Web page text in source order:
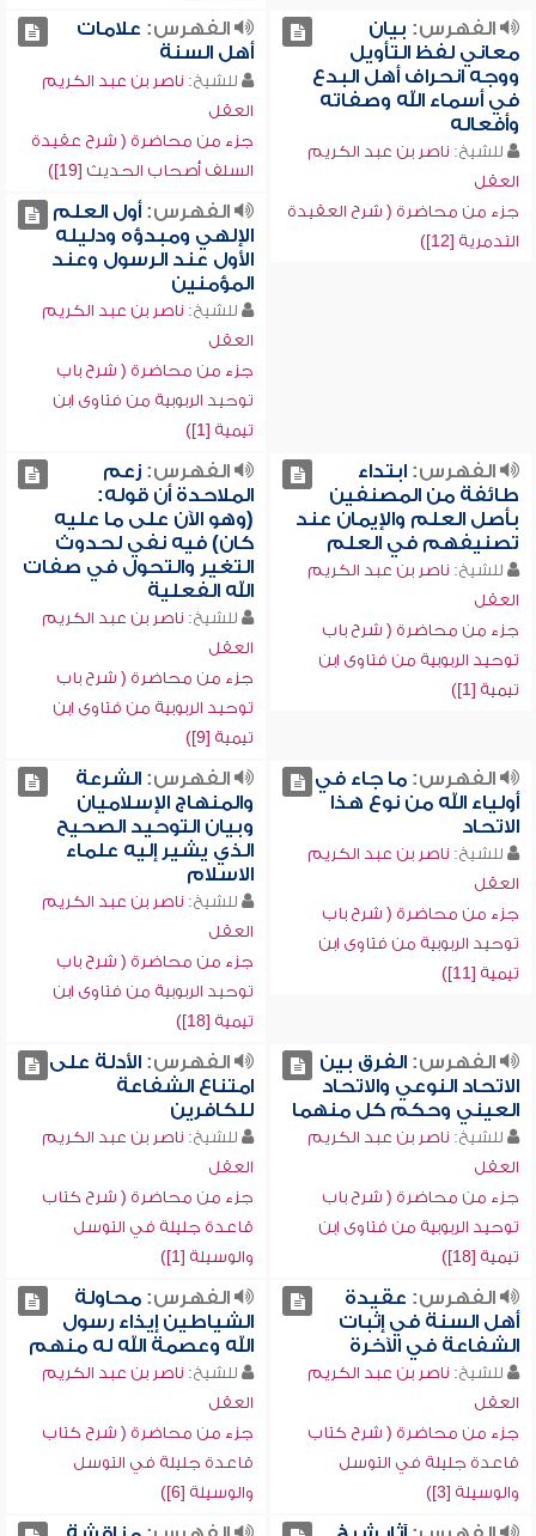
الفهرس: بيان
معاني لفظ التأويل
ووجه انحراف أهل البدع
في أسماء الله وصفاته
وأفعاله
للشيخ: ناصر بن عبد الكريم
العقل
جزء من محاضرة ( شرح العقيدة
التدمرية [12])
الفهرس: علامات
أهل السنة
للشيخ: ناصر بن عبد الكريم
العقل
جزء من محاضرة ( شرح عقيدة
السلف أصحاب الحديث [19])
الفهرس:أول العلم
الإلهي ومبدؤه ودليله
الأول عند الرسول وعند
المؤمنين
للشيخ: ناصر بن عبد الكريم
العقل
جزء من محاضرة ( شرح باب
توحيد الربوبية من فتاوى ابن
تيمية [1])
الفهرس:ابتداء
طائفة من المصنفين
بأصل العلم والإيمان عند
تصنيفهم في العلم
للشيخ: ناصر بن عبد الكريم
العقل
جزء من محاضرة ( شرح باب
توحيد الربوبية من فتاوى ابن
تيمية [1])
الفهرس:زعم
الملاحدة أن قوله:
(وهو الآن على ما عليه
كان) فيه نفي لحدوث
التغير والتحول في صفات
الله الفعلية
للشيخ: ناصر بن عبد الكريم
العقل
جزء من محاضرة ( شرح باب
توحيد الربوبية من فتاوى ابن
تيمية [9])
الفهرس:ما جاء في
أولياء الله من نوع هذا
الاتحاد
للشيخ: ناصر بن عبد الكريم
العقل
جزء من محاضرة ( شرح باب
توحيد الربوبية من فتاوى ابن
تيمية [11])
الفهرس:الشرعة
والمنهاج الإسلاميان
وبيان التوحيد الصحيح
الذي يشير إليه علماء
الاسلام
للشيخ: ناصر بن عبد الكريم
العقل
جزء من محاضرة ( شرح باب
توحيد الربوبية من فتاوى ابن
تيمية [18])
الفهرس:الفرق بين
الاتحاد النوعي والاتحاد
العيني وحكم كل منهما
للشيخ: ناصر بن عبد الكريم
العقل
جزء من محاضرة ( شرح باب
توحيد الربوبية من فتاوى ابن
تيمية [18])
الفهرس:الأدلة على
امتناع الشفاعة
للكافرين
للشيخ: ناصر بن عبد الكريم
العقل
جزء من محاضرة ( شرح كتاب
قاعدة جليلة في التوسل
والوسيلة [1])
الفهرس: عقيدة
أهل السنة في إثبات
الشفاعة في الآخرة
للشيخ: ناصر بن عبد الكريم
العقل
جزء من محاضرة ( شرح كتاب
قاعدة جليلة في التوسل
والوسيلة [3])
الفهرس:محاولة
الشياطين إيذاء رسول
الله وعصمة الله له منهم
للشيخ: ناصر بن عبد الكريم
العقل
جزء من محاضرة ( شرح كتاب
قاعدة جليلة في التوسل
والوسيلة [6])